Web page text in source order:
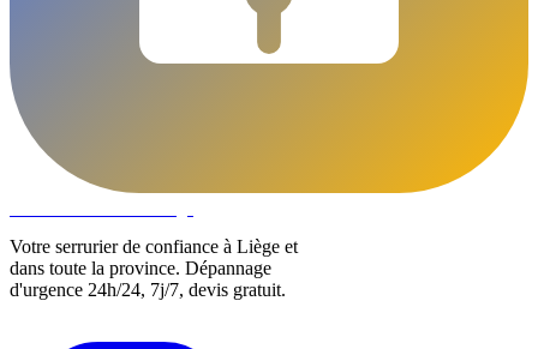
Votre serrurier de confiance à Liège et
dans toute la province. Dépannage
d'urgence 24h/24, 7j/7, devis gratuit.